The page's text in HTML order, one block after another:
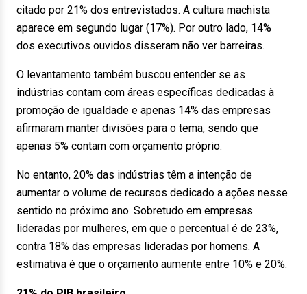
citado por 21% dos entrevistados. A cultura machista
aparece em segundo lugar (17%). Por outro lado, 14%
dos executivos ouvidos disseram não ver barreiras.
O levantamento também buscou entender se as
indústrias contam com áreas específicas dedicadas à
promoção de igualdade e apenas 14% das empresas
afirmaram manter divisões para o tema, sendo que
apenas 5% contam com orçamento próprio.
No entanto, 20% das indústrias têm a intenção de
aumentar o volume de recursos dedicado a ações nesse
sentido no próximo ano. Sobretudo em empresas
lideradas por mulheres, em que o percentual é de 23%,
contra 18% das empresas lideradas por homens. A
estimativa é que o orçamento aumente entre 10% e 20%.